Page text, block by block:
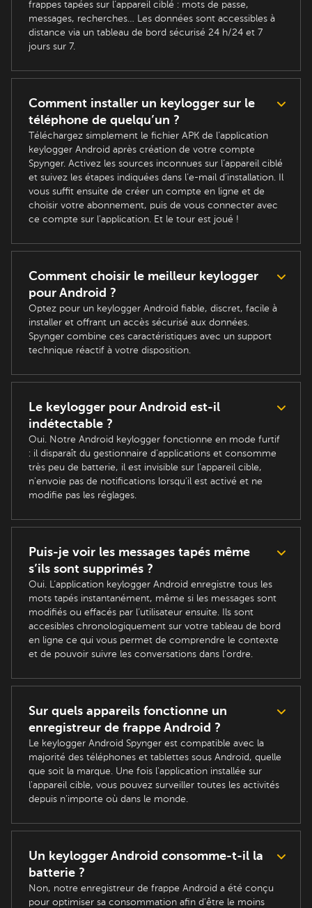
frappes tapées sur l’appareil ciblé : mots de passe,
messages, recherches… Les données sont accessibles à
distance via un tableau de bord sécurisé 24 h/24 et 7
jours sur 7.
Comment installer un keylogger sur le
téléphone de quelqu’un ?
Téléchargez simplement le fichier APK de l’application
keylogger Android après création de votre compte
Spynger. Activez les sources inconnues sur l’appareil ciblé
et suivez les étapes indiquées dans l’e-mail d’installation. Il
vous suffit ensuite de créer un compte en ligne et de
choisir votre abonnement, puis de vous connecter avec
ce compte sur l'application. Et le tour est joué !
Comment choisir le meilleur keylogger
pour Android ?
Optez pour un keylogger Android fiable, discret, facile à
installer et offrant un accès sécurisé aux données.
Spynger combine ces caractéristiques avec un support
technique réactif à votre disposition.
Le keylogger pour Android est-il
indétectable ?
Oui. Notre Android keylogger fonctionne en mode furtif
: il disparaît du gestionnaire d’applications et consomme
très peu de batterie, il est invisible sur l'appareil cible,
n'envoie pas de notifications lorsqu'il est activé et ne
modifie pas les réglages.
Puis-je voir les messages tapés même
s’ils sont supprimés ?
Oui. L’application keylogger Android enregistre tous les
mots tapés instantanément, même si les messages sont
modifiés ou effacés par l’utilisateur ensuite. Ils sont
accesibles chronologiquement sur votre tableau de bord
en ligne ce qui vous permet de comprendre le contexte
et de pouvoir suivre les conversations dans l'ordre.
Sur quels appareils fonctionne un
enregistreur de frappe Android ?
Le keylogger Android Spynger est compatible avec la
majorité des téléphones et tablettes sous Android, quelle
que soit la marque. Une fois l'application installée sur
l'appareil cible, vous pouvez surveiller toutes les activités
depuis n'importe où dans le monde.
Un keylogger Android consomme-t-il la
batterie ?
Non, notre enregistreur de frappe Android a été conçu
pour optimiser sa consommation afin d'être le moins